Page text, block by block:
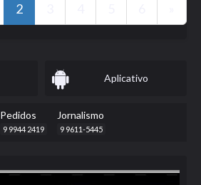
2
Aplicativo
Pedidos
9 9944 2419
Jornalismo
9 9611-5445